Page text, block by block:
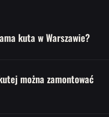
kuta w Warszawie?
można zamontować